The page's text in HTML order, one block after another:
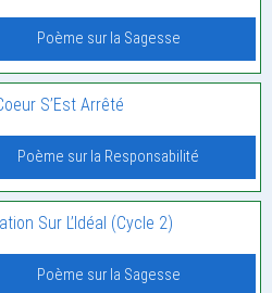
Poème sur la Sagesse
S’Est Arrêté
Poème sur la Responsabilité
Sur L’Idéal (Cycle 2)
Poème sur la Sagesse